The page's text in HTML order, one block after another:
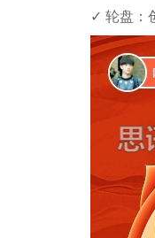
✓ ​​轮盘​​：